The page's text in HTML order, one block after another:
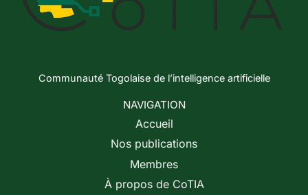
Communauté Togolaise de l’intelligence artificielle
NAVIGATION
Accueil
Nos publications
Membres
À propos de CoTIA